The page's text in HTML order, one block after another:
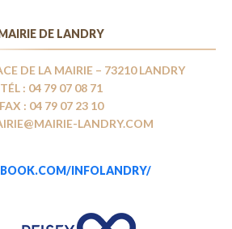
DE LANDRY
DE LA MAIRIE – 73210 LANDRY
TÉL : 04 79 07 08 71
FAX : 04 79 07 23 10
LANDRY.COM
INFOLANDRY/